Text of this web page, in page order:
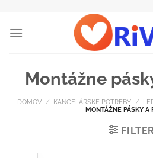
content
Montážne
DOMOV / KANCELÁRSKE POTREBY /
MONTÁŽNE PÁSKY A
FILTER